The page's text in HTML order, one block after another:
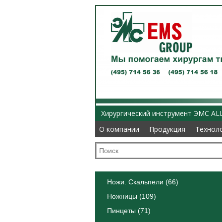
Хирургический инструмент ЭМС
О компании
Продукция
О компании
Продукция
Ножи. Скальпели (66)
Ножницы (109)
Пинцеты (71)